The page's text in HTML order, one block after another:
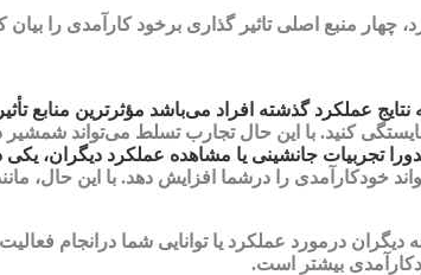
چهار منبع اصلی تاثیر گذاری برخود کارآمدی را
عملکرد گذشته افراد می‌باشد مؤثرترین منابع
کنید. با این حال تجارب تسلط می‌تواند شمشیر
تجربیات جانشینی یا مشاهده عملکرد دیگران،
خودکارآمدی را درشما افزایش دهد. با این
دیگران درمورد عملکرد یا توانایی شما درانجام
بیشتر است.